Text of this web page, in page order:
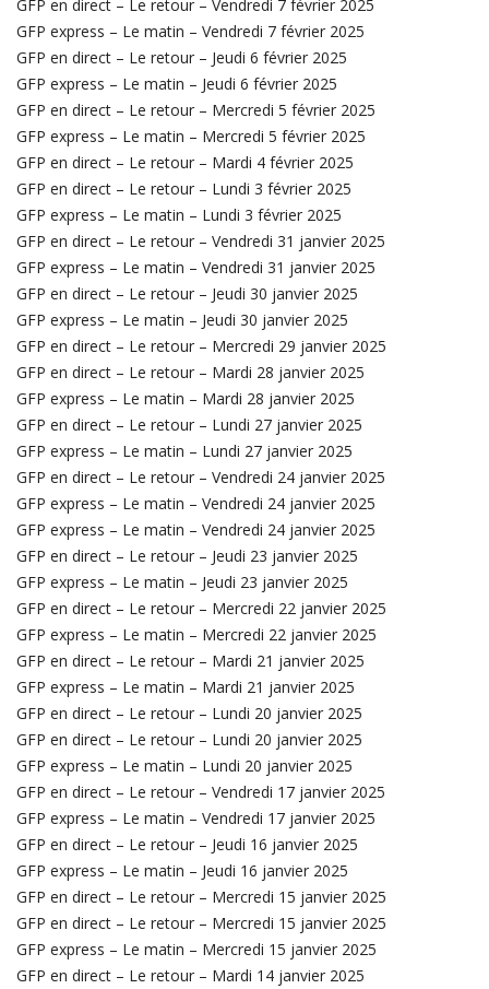
GFP en direct – Le retour – Vendredi 7 février 2025
GFP express – Le matin – Vendredi 7 février 2025
GFP en direct – Le retour – Jeudi 6 février 2025
GFP express – Le matin – Jeudi 6 février 2025
GFP en direct – Le retour – Mercredi 5 février 2025
GFP express – Le matin – Mercredi 5 février 2025
GFP en direct – Le retour – Mardi 4 février 2025
GFP en direct – Le retour – Lundi 3 février 2025
GFP express – Le matin – Lundi 3 février 2025
GFP en direct – Le retour – Vendredi 31 janvier 2025
GFP express – Le matin – Vendredi 31 janvier 2025
GFP en direct – Le retour – Jeudi 30 janvier 2025
GFP express – Le matin – Jeudi 30 janvier 2025
GFP en direct – Le retour – Mercredi 29 janvier 2025
GFP en direct – Le retour – Mardi 28 janvier 2025
GFP express – Le matin – Mardi 28 janvier 2025
GFP en direct – Le retour – Lundi 27 janvier 2025
GFP express – Le matin – Lundi 27 janvier 2025
GFP en direct – Le retour – Vendredi 24 janvier 2025
GFP express – Le matin – Vendredi 24 janvier 2025
GFP express – Le matin – Vendredi 24 janvier 2025
GFP en direct – Le retour – Jeudi 23 janvier 2025
GFP express – Le matin – Jeudi 23 janvier 2025
GFP en direct – Le retour – Mercredi 22 janvier 2025
GFP express – Le matin – Mercredi 22 janvier 2025
GFP en direct – Le retour – Mardi 21 janvier 2025
GFP express – Le matin – Mardi 21 janvier 2025
GFP en direct – Le retour – Lundi 20 janvier 2025
GFP en direct – Le retour – Lundi 20 janvier 2025
GFP express – Le matin – Lundi 20 janvier 2025
GFP en direct – Le retour – Vendredi 17 janvier 2025
GFP express – Le matin – Vendredi 17 janvier 2025
GFP en direct – Le retour – Jeudi 16 janvier 2025
GFP express – Le matin – Jeudi 16 janvier 2025
GFP en direct – Le retour – Mercredi 15 janvier 2025
GFP en direct – Le retour – Mercredi 15 janvier 2025
GFP express – Le matin – Mercredi 15 janvier 2025
GFP en direct – Le retour – Mardi 14 janvier 2025